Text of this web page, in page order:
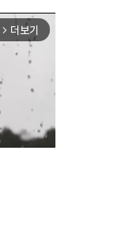
arrow_forward_ios 더보기